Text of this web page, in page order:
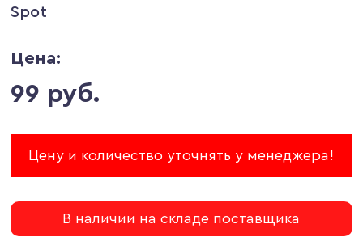
Spot
Цена:
99 руб.
Цену и количество уточнять у менеджера!
В наличии на складе поставщика